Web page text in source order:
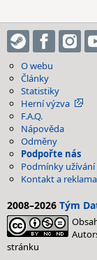
O webu
Články
Statistiky
Herní výzva
F.A.Q.
Nápověda
Odměny
Podpořte nás
Podmínky užívání
Kontakt a reklama
2008–2026 Tým
stránku